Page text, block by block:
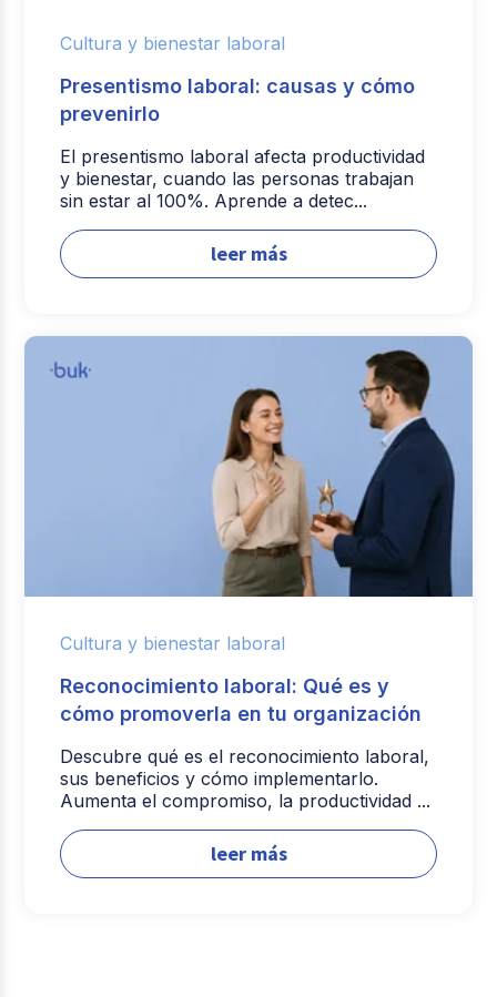
Cultura y bienestar laboral
Presentismo laboral: causas y cómo
prevenirlo
El presentismo laboral afecta productividad
y bienestar, cuando las personas trabajan
sin estar al 100%. Aprende a detec...
leer más
Cultura y bienestar laboral
Reconocimiento laboral: Qué es y
cómo promoverla en tu organización
Descubre qué es el reconocimiento laboral,
sus beneficios y cómo implementarlo.
Aumenta el compromiso, la productividad ...
leer más